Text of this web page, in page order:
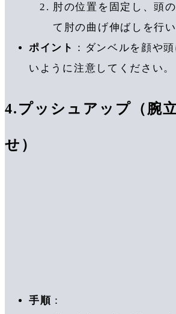
肘の位置を固定し、頭
て肘の曲げ伸ばしを行い
ポイント
：ダンベルを顔や
いように注意してください。
4.プッシュアップ（腕
せ）
手順 ：